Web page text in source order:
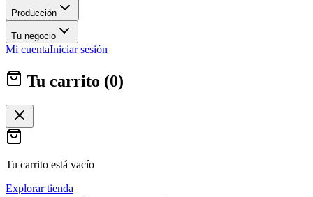
Producción
Tu negocio
Mi cuentaIniciar sesión
Tu carrito (0)
Tu carrito está vacío
Explorar tienda